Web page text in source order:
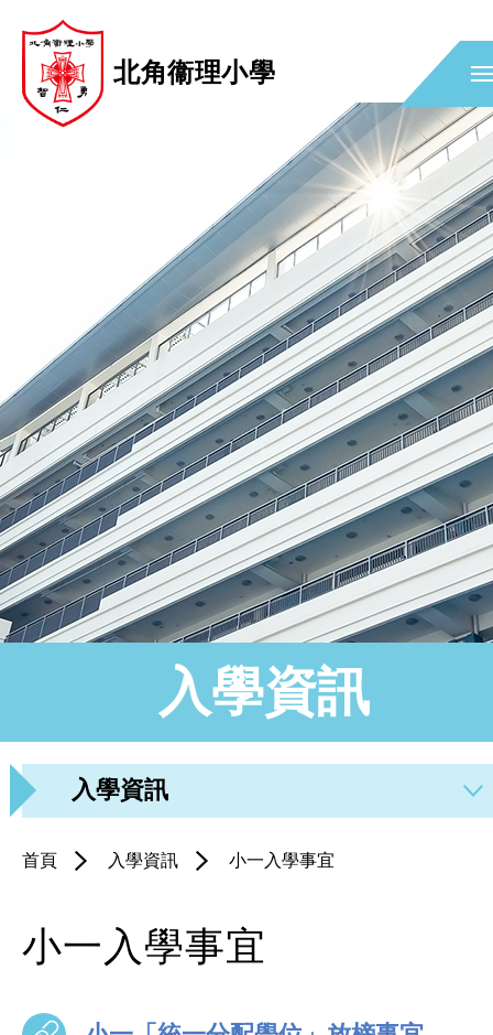
北角衞理小學
入學資訊
入學資訊
首頁 入學資訊 小一入學事宜
小一入學事宜